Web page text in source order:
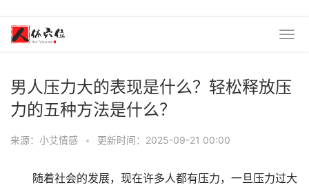
男人压力大的表现是什么？轻松释放压
力的五种方法是什么？
来源：小艾情感 • 更新时间：2025-09-21 00:00
随着社会的发展，现在许多人都有压力，一旦压力过大